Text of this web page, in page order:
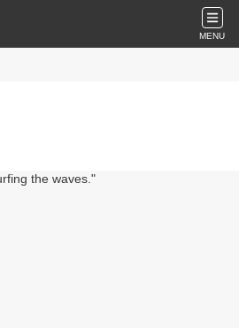
MENU